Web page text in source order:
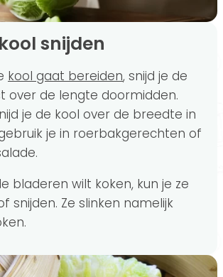
kool snijden
kool gaat bereiden, snijd je de
over de lengte doormidden.
je de kool over de breedte in
je in roerbakgerechten of
bladeren wilt koken, kun je ze
snijden. Ze slinken namelijk